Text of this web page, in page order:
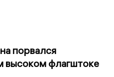
порвался
высоком флагштоке